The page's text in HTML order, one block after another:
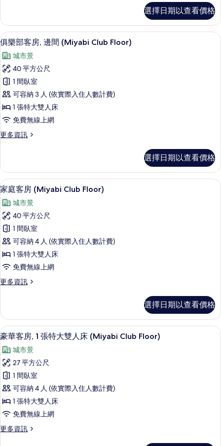
有
相
片
部
套
房
(Miyabi
Floor)
的
詳
情
選擇日期以查看價格
顯
示
俱
樂
部
客
房,
邊
間
Floor)
的
所
有
相
片
高級寢具、客房內保險箱、遮光布/窗
23
俱樂部客房, 邊間 (Miyabi Club Floor)
城市景
40 平方公尺
1 間臥室
可容納 3 人 (依實際入住人數計費)
1 張特大雙人床
免費無線上網
更多資訊
更
部
客
房,
邊
間
(Miyabi
Club
Floor)
的
詳
情
選擇日期以查看價格
顯
示
家
庭
客
房
(Miyabi
Club
Floor)
有
相
片
高級寢具、客房內保險箱、遮光布/窗
24
家庭客房 (Miyabi Club Floor)
城市景
40 平方公尺
1 間臥室
可容納 4 人 (依實際入住人數計費)
1 張特大雙人床
免費無線上網
更多資訊
更
客
房
(Miyabi
Floor)
的
詳
情
選擇日期以查看價格
顯
示
豪
華
客
房,
1
張
特
高級寢具、客房內保險箱、遮光布/窗
29
豪華客房, 1 張特大雙人床 (Miyabi Club Floor)
城市景
27 平方公尺
1 間臥室
可容納 4 人 (依實際入住人數計費)
1 張特大雙人床
免費無線上網
更多資訊
更